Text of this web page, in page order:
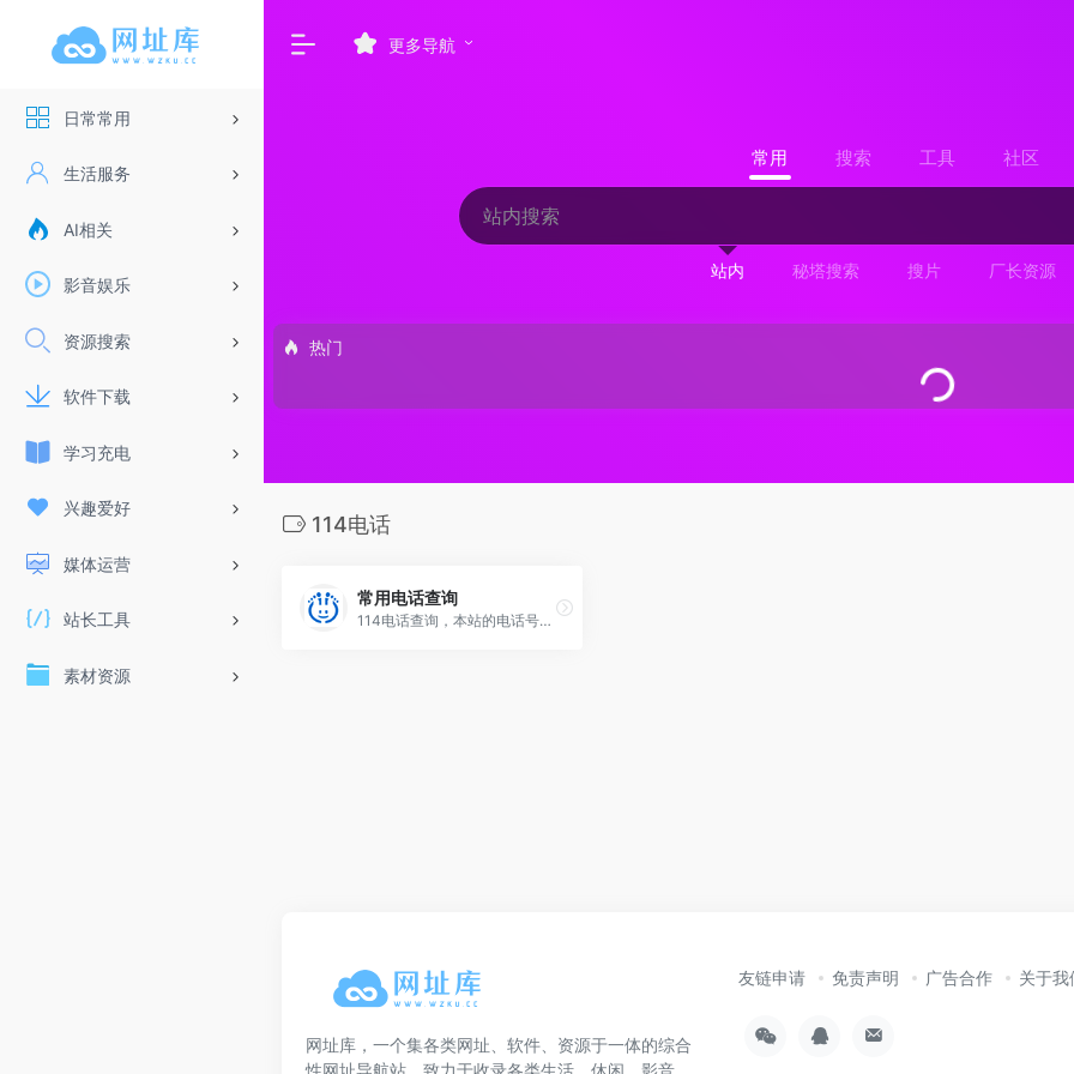
日常常用
生活服务
AI相关
影音娱乐
资源搜索
软件下载
学习充电
兴趣爱好
媒体运营
站长工具
素材资源
更多导航
常用 搜索 工具 社区
站内 秘塔搜索 搜片 厂长资源
热门
114电话
常用电话查询
114电话查询，本站的电话号码归属地查询功能，可以通过输入固定座机电话号码，查询到该号码所在的地理位置，最精确可以到村镇；还可查询中国移动、联通和电信的所有手机号段的归属地。
网址库，一个集各类网址、软件、资源于一体的综合
性网址导航站，致力于收录各类生活、休闲、影音、
友链申请 免责声明 广告合作 关于我